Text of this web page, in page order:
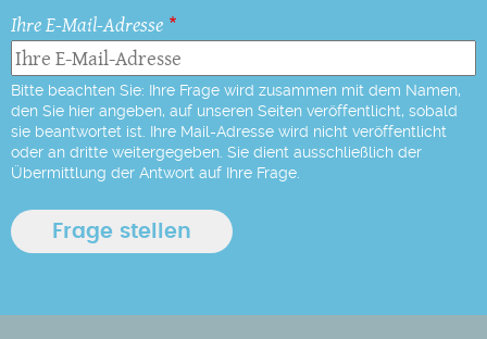
Ihre E-Mail-Adresse
Bitte beachten Sie: Ihre Frage wird zusammen mit dem Namen,
den Sie hier angeben, auf unseren Seiten veröffentlicht, sobald
sie beantwortet ist. Ihre Mail-Adresse wird nicht veröffentlicht
oder an dritte weitergegeben. Sie dient ausschließlich der
Übermittlung der Antwort auf Ihre Frage.